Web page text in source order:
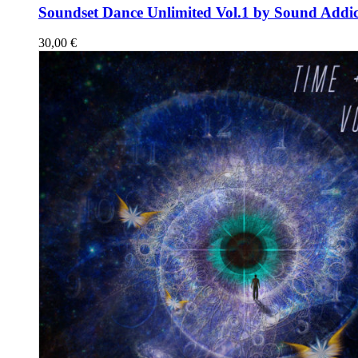
Soundset Dance Unlimited Vol.1 by Sound
30,00 €